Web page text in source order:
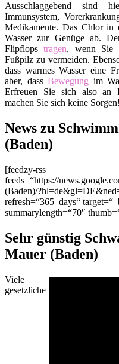
Ausschlaggebend sind
Immunsystem,
Medikamente. Das Chlor in
Wasser zur Genüge ab.
Flipflopstragen, wenn Sie
Fußpilz zu vermeiden.
dass warmes Wasser eine
aber, dassBewegung im
Erfreuen Sie sich also an
machen Sie sich keine Sorgen!
News zu
(Baden)
[feedzy-rss
feeds=“https://
(Baden)/
refresh=“365_days“
summarylength=“70″
Sehr günstig
Mauer (Baden)
Viele
gesetzliche